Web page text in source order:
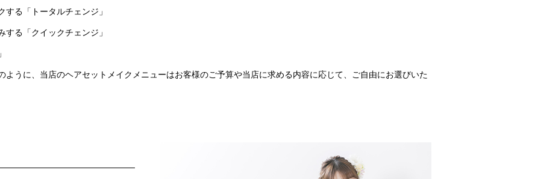
する「トータルチェンジ」
する「クイックチェンジ」
ように、当店のヘアセットメイクメニューはお客様のご予算や当店に求める内容に応じて、ご自由にお選びいた